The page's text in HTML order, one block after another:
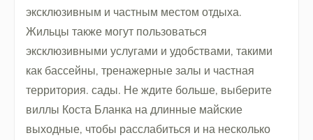
эксклюзивным и частным местом отдыха.
Жильцы также могут пользоваться
эксклюзивными услугами и удобствами, такими
как бассейны, тренажерные залы и частная
территория. сады. Не ждите больше, выберите
виллы Коста Бланка на длинные майские
выходные, чтобы расслабиться и на несколько